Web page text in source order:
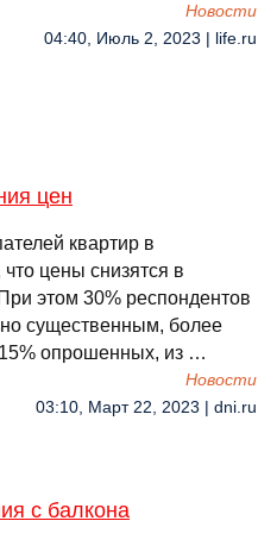
Новости
04:40, Июль 2, 2023 | life.ru
цен
квартир в
цены снизятся в
этом 30% респондентов
существенным, более
опрошенных, из …
Новости
03:10, Март 22, 2023 | dni.ru
с балкона